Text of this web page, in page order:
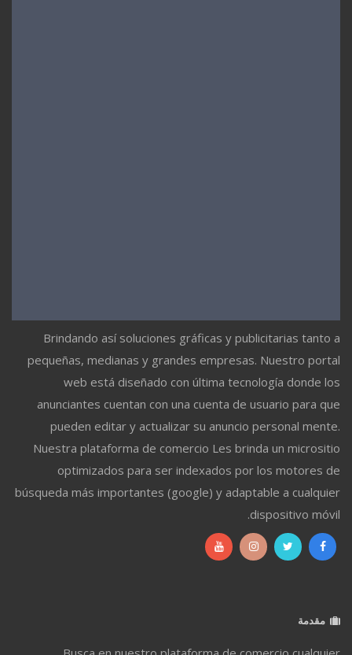
Brindando así soluciones gráficas y publicitarias tanto a
pequeñas, medianas y grandes empresas. Nuestro portal
web está diseñado con última tecnología donde los
anunciantes cuentan con una cuenta de usuario para que
pueden editar y actualizar su anuncio personal mente.
Nuestra plataforma de comercio Les brinda un micrositio
optimizados para ser indexados por los motores de
búsqueda más importantes (google) y adaptable a cualquier
dispositivo móvil.
مقدمة